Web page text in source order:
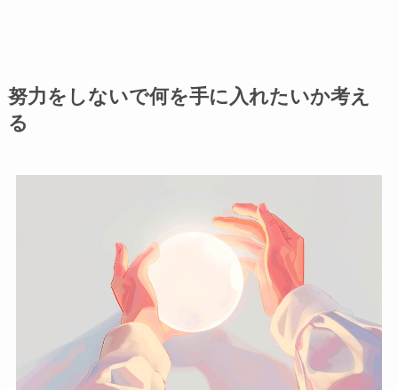
努力をしないで何を手に入れたいか考え
る